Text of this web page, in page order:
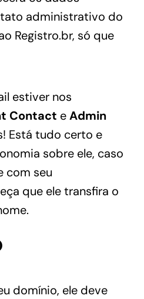
administrativo do
Registro.br, só que
estiver nos
Contact eAdmin
Está tudo certo e
sobre ele, caso
com seu
que ele transfira o
domínio, ele deve